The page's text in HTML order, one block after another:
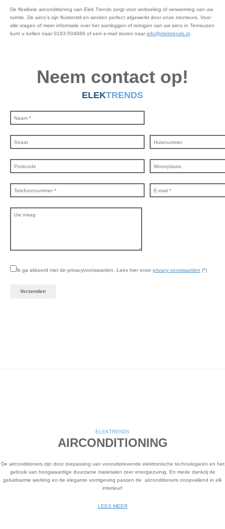
De flexibele airconditioning van Elek Trends zorgt voor verkoeling of verwarming van uw
ruimte. De airco’s zijn fluisterstil en worden perfect afgewerkt door onze monteurs. Voor
alle vragen of meer informatie over het aanleggen of reinigen van uw airco in Terneuzen
kunt u bellen naar 0183-504688 of een e-mail sturen naar info@elektrends.nl .
Neem contact op!
ELEKTRENDS
Ik ga akkoord met de privacyvoorwaarden. Lees hier onze privacy voorwaarden (*)
ELEKTRENDS
AIRCONDITIONING
De airconditioners zijn door toepassing van vooruitstrevende elektronische technologieën en het
gebruik van hoogwaardige duurzame materialen zeer energiezuinig. En mede dankzij de
geluidsarme werking en de elegante vormgeving passen de airconditioners onopvallend in elk
interieur!
LEES MEER